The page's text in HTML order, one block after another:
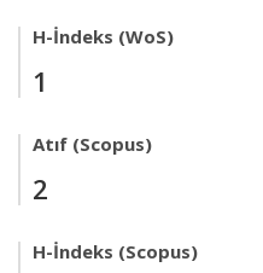
H-İndeks (WoS)
1
Atıf (Scopus)
2
H-İndeks (Scopus)